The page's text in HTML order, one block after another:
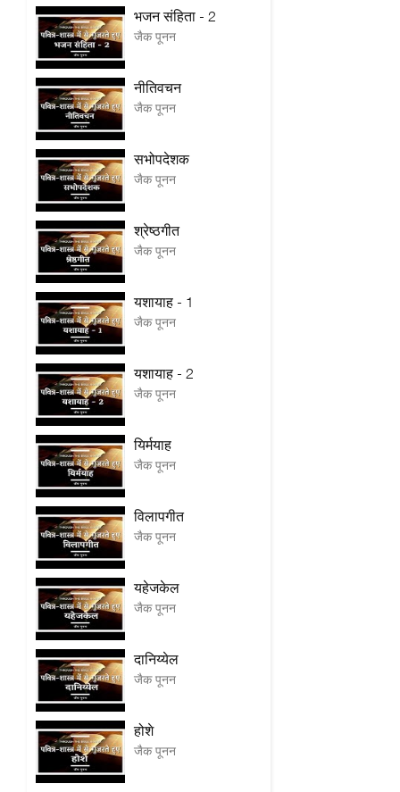
भजन संहिता - 2
जैक पूनन
नीतिवचन
जैक पूनन
सभोपदेशक
जैक पूनन
श्रेष्ठगीत
जैक पूनन
यशायाह - 1
जैक पूनन
यशायाह - 2
जैक पूनन
यिर्मयाह
जैक पूनन
विलापगीत
जैक पूनन
यहेजकेल
जैक पूनन
दानिय्येल
जैक पूनन
होशे
जैक पूनन